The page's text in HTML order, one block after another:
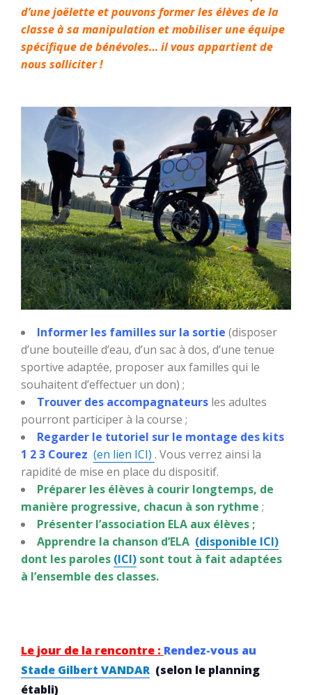
d’une joëlette et pouvons former les élèves de la
classe à sa manipulation et mobiliser une équipe
spécifique de bénévoles… il vous appartient de
nous solliciter !
Informer les familles sur la sortie (disposer
d’une bouteille d’eau, d’un sac à dos, d’une tenue
sportive adaptée, proposer aux familles qui le
souhaitent d’effectuer un don) ;
Trouver des accompagnateurs les adultes
pourront participer à la course ;
Regarder le tutoriel sur le montage des kits
1 2 3 Courez (en lien ICI) . Vous verrez ainsi la
rapidité de mise en place du dispositif.
Préparer les élèves à courir longtemps, de
manière progressive, chacun à son rythme ;
Présenter l’association ELA aux élèves ;
Apprendre la chanson d’ELA (disponible ICI)
dont les paroles (ICI) sont tout à fait adaptées
à l’ensemble des classes.
Le jour de la rencontre : Rendez-vous au
Stade Gilbert VANDAR (selon le planning
établi)